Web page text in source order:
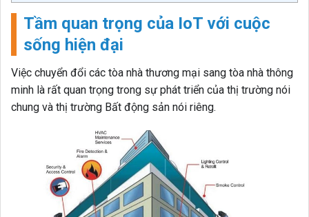
Tầm quan trọng của IoT với cuộc
sống hiện đại
Việc chuyển đổi các tòa nhà thương mại sang tòa nhà thông
minh là rất quan trọng trong sự phát triển của thị trường nói
chung và thị trường Bất động sản nói riêng.